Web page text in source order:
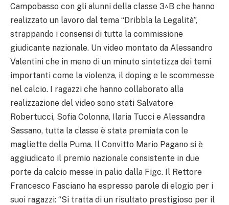
Campobasso con gli alunni della classe 3^B che hanno
realizzato un lavoro dal tema “Dribbla la Legalità”,
strappando i consensi di tutta la commissione
giudicante nazionale. Un video montato da Alessandro
Valentini che in meno di un minuto sintetizza dei temi
importanti come la violenza, il doping e le scommesse
nel calcio. I ragazzi che hanno collaborato alla
realizzazione del video sono stati Salvatore
Robertucci, Sofia Colonna, Ilaria Tucci e Alessandra
Sassano, tutta la classe è stata premiata con le
magliette della Puma. Il Convitto Mario Pagano si è
aggiudicato il premio nazionale consistente in due
porte da calcio messe in palio dalla Figc. Il Rettore
Francesco Fasciano ha espresso parole di elogio per i
suoi ragazzi: “Si tratta di un risultato prestigioso per il